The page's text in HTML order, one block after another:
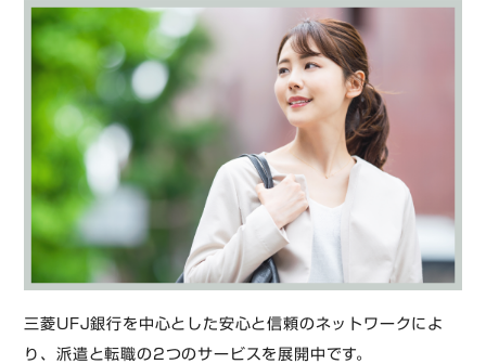
三菱UFJ銀行を中心とした安心と信頼のネットワークによ
り、派遣と転職の2つのサービスを展開中です。